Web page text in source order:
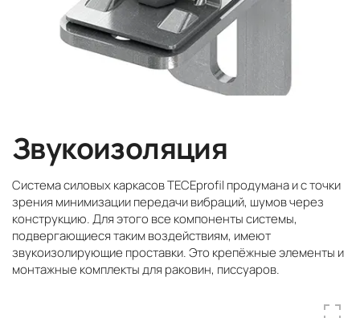
Звукоизоляция
Система силовых каркасов TECEprofil продумана и с точки
зрения минимизации передачи вибраций, шумов через
конструкцию. Для этого все компоненты системы,
подвергающиеся таким воздействиям, имеют
звукоизолирующие проставки. Это крепёжные элементы и
монтажные комплекты для раковин, писсуаров.